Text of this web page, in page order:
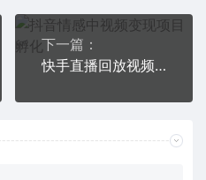
下一篇：
快手直播回放视频/虎牙直播回放视频完整下载(电脑软件+视频教程)